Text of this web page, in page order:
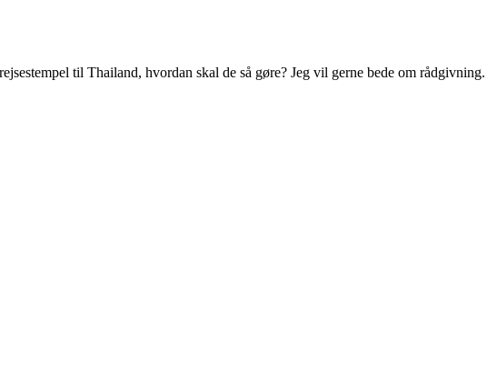
til Thailand, hvordan skal de så gøre? Jeg vil gerne bede om rådgivning.